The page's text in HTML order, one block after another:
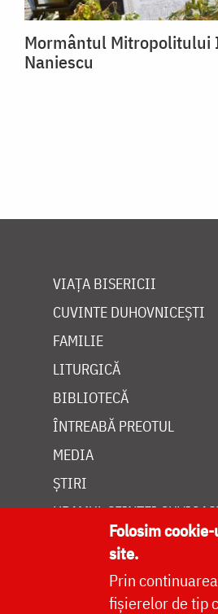
Mormântul Mitropolitului
Naniescu
VIAȚA BISERICII
CUVINTE DUHOVNICEȘTI
FAMILIE
LITURGICĂ
BIBLIOTECĂ
ÎNTREABĂ PREOTUL
MEDIA
ȘTIRI
HRAMUL SFINTEI
Folosim
site.
Prin
fișierelor de tip